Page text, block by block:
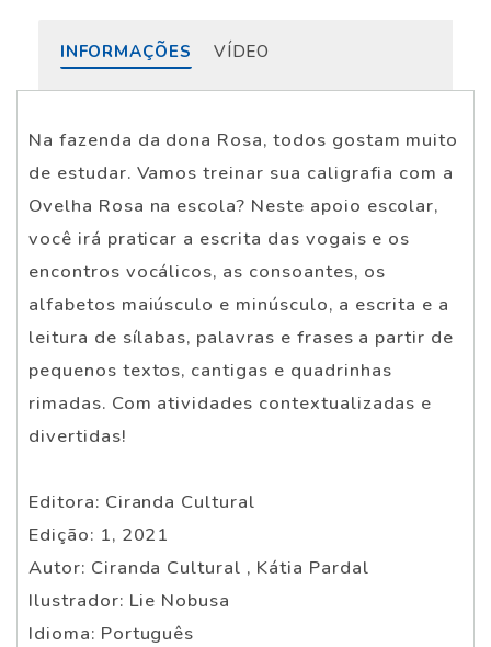
INFORMAÇÕES VÍDEO
Na fazenda da dona Rosa, todos gostam muito
de estudar. Vamos treinar sua caligrafia com a
Ovelha Rosa na escola? Neste apoio escolar,
você irá praticar a escrita das vogais e os
encontros vocálicos, as consoantes, os
alfabetos maiúsculo e minúsculo, a escrita e a
leitura de sílabas, palavras e frases a partir de
pequenos textos, cantigas e quadrinhas
rimadas. Com atividades contextualizadas e
divertidas!
Editora: Ciranda Cultural
Edição: 1, 2021
Autor: Ciranda Cultural , Kátia Pardal
Ilustrador: Lie Nobusa
Idioma: Português